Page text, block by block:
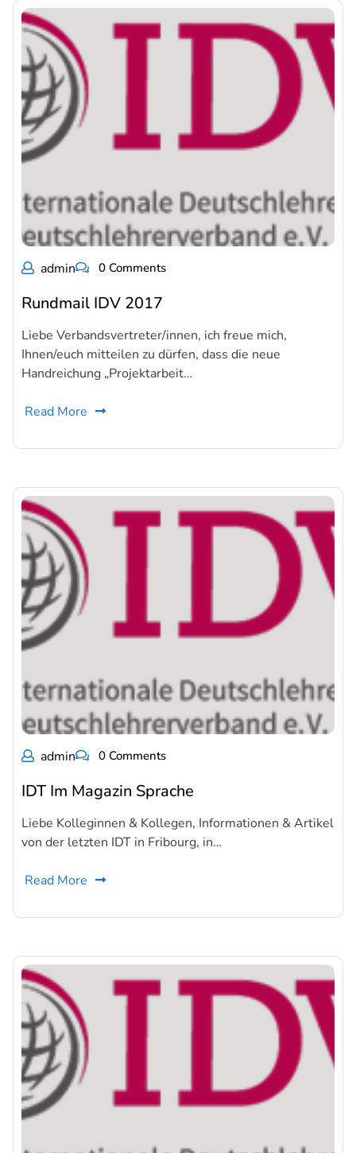
admin 0 Comments
Rundmail IDV 2017
Liebe Verbandsvertreter/innen, ich freue mich,
Ihnen/euch mitteilen zu dürfen, dass die neue
Handreichung „Projektarbeit…
Read More
admin 0 Comments
IDT Im Magazin Sprache
Liebe Kolleginnen & Kollegen, Informationen & Artikel
von der letzten IDT in Fribourg, in…
Read More